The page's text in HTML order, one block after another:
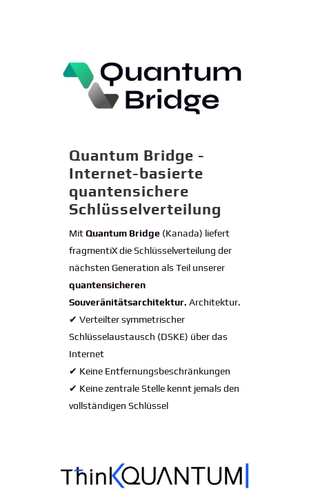
Quantum Bridge -
Internet-basierte
quantensichere
Schlüsselverteilung
MitQuantum Bridge(Kanada) liefert
fragmentiX die Schlüsselverteilung der
nächsten Generation als Teil unserer
quantensicheren
Souveränitätsarchitektur. Architektur.
✔ Verteilter symmetrischer
Schlüsselaustausch (DSKE) über das
Internet
✔ Keine Entfernungsbeschränkungen
✔ Keine zentrale Stelle kennt jemals den
vollständigen Schlüssel